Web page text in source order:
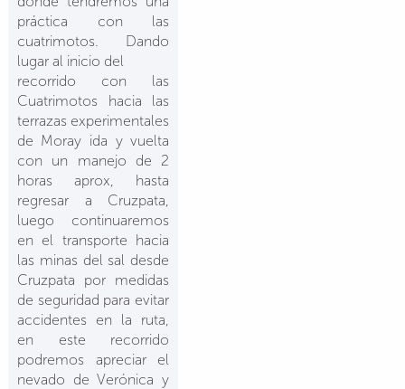
práctica con las
cuatrimotos. Dando
lugar al inicio del
recorrido con las
Cuatrimotos hacia las
terrazas experimentales
de Moray ida y vuelta
con un manejo de 2
horas aprox, hasta
regresar a Cruzpata,
luego continuaremos
en el transporte hacia
las minas del sal desde
Cruzpata por medidas
de seguridad para evitar
accidentes en la ruta,
en este recorrido
podremos apreciar el
nevado de Verónica y